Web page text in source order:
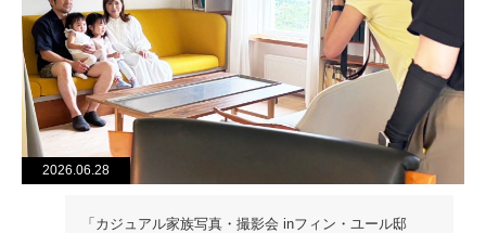
2026.06.28
「カジュアル家族写真・撮影会 inフィン・ユール邸